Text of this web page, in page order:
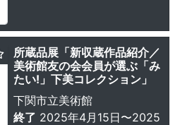
所蔵品展「新収蔵作品紹介／
美術館友の会会員が選ぶ「み
たい!」下美コレクション」
下関市立美術館
終了 2025年4月15日〜2025